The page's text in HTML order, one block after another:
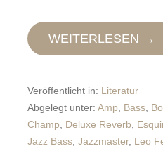
WEITERLESEN →
Veröffentlicht in: Literatur
Abgelegt unter: Amp, Bass,
Champ, Deluxe Reverb,
Jazz Bass, Jazzmaster, Leo